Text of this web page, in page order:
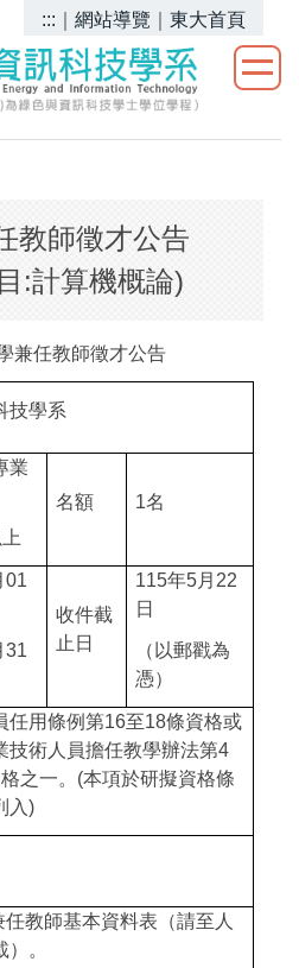
::: 網站導覽 東大首頁
教師徵才公告
:計算機概論)
兼任教師徵才公告
技學系
業
名額 1名
01
31
收件截
止日
115年5月 22
日
（以郵戳為
憑）
任用條例第16至18條資格或
技術人員擔任教學辦法第4
之一。 (本項於研擬資格條
入)
教師基本資料表（請至人
。